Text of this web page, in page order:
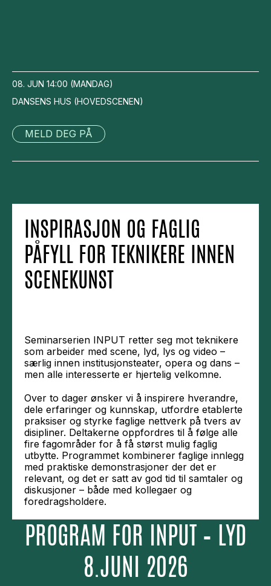
08. JUN 14:00 (MANDAG)
DANSENS HUS (HOVEDSCENEN)
MELD DEG PÅ
INSPIRASJON OG FAGLIG
PÅFYLL FOR TEKNIKERE INNEN
SCENEKUNST
Seminarserien INPUT retter seg mot teknikere
som arbeider med scene, lyd, lys og video –
særlig innen institusjonsteater, opera og dans –
men alle interesserte er hjertelig velkomne.
Over to dager ønsker vi å inspirere hverandre,
dele erfaringer og kunnskap, utfordre etablerte
praksiser og styrke faglige nettverk på tvers av
disipliner. Deltakerne oppfordres til å følge alle
fire fagområder for å få størst mulig faglig
utbytte. Programmet kombinerer faglige innlegg
med praktiske demonstrasjoner der det er
relevant, og det er satt av god tid til samtaler og
diskusjoner – både med kollegaer og
foredragsholdere.
PROGRAM FOR INPUT – LYD
8.JUNI 2026